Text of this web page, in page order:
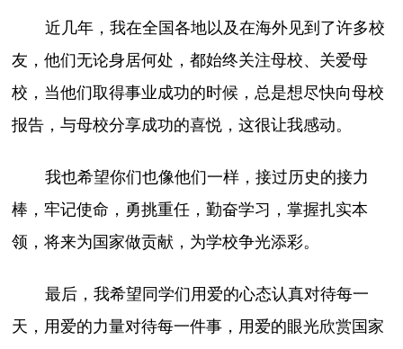
近几年，我在全国各地以及在海外见到了许多校
友，他们无论身居何处，都始终关注母校、关爱母
校，当他们取得事业成功的时候，总是想尽快向母校
报告，与母校分享成功的喜悦，这很让我感动。
我也希望你们也像他们一样，接过历史的接力
棒，牢记使命，勇挑重任，勤奋学习，掌握扎实本
领，将来为国家做贡献，为学校争光添彩。
最后，我希望同学们用爱的心态认真对待每一
天，用爱的力量对待每一件事，用爱的眼光欣赏国家